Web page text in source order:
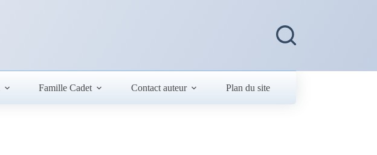
Famille Cadet Contact auteur Plan du site